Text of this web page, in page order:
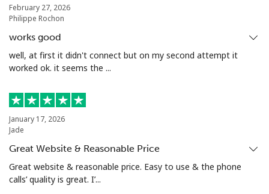
Ivory Coast
座机 ⁦53.5¢⁩ 9 分钟最少 ⁦€5⁩ -
February 27, 2026
Philippe Rochon
works good
well, at first it didn't connect but on my second attempt it
worked ok. it seems the ...
January 17, 2026
Jade
Great Website & Reasonable Price
Great website & reasonable price. Easy to use & the phone
calls’ quality is great. I’...